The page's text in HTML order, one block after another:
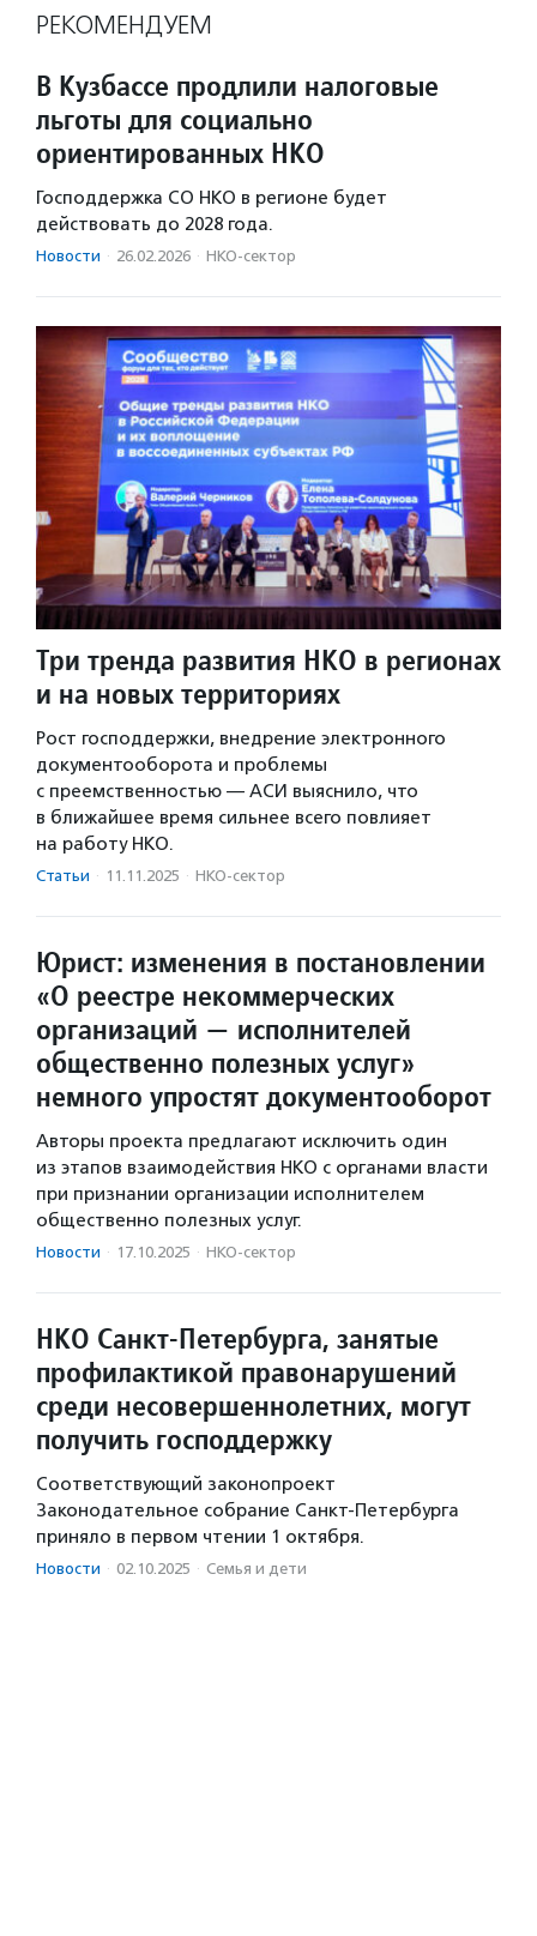
РЕКОМЕНДУЕМ
В Кузбассе продлили налоговые
льготы для социально
ориентированных НКО
Господдержка СО НКО в регионе будет
действовать до 2028 года.
Новости · 26.02.2026 · НКО-сектор
Три тренда развития НКО в регионах
и на новых территориях
Рост господдержки, внедрение электронного
документооборота и проблемы
с преемственностью — АСИ выяснило, что
в ближайшее время сильнее всего повлияет
на работу НКО.
Статьи · 11.11.2025 · НКО-сектор
Юрист: изменения в постановлении
«О реестре некоммерческих
организаций — исполнителей
общественно полезных услуг»
немного упростят документооборот
Авторы проекта предлагают исключить один
из этапов взаимодействия НКО с органами власти
при признании организации исполнителем
общественно полезных услуг.
Новости · 17.10.2025 · НКО-сектор
НКО Санкт-Петербурга, занятые
профилактикой правонарушений
среди несовершеннолетних, могут
получить господдержку
Соответствующий законопроект
Законодательное собрание Санкт-Петербурга
приняло в первом чтении 1 октября.
Новости · 02.10.2025 · Семья и дети